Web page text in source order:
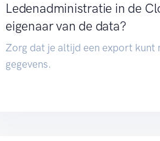
Ledenadministratie in de
eigenaar van de data?
Zorg dat je altijd een export kunt
gegevens.